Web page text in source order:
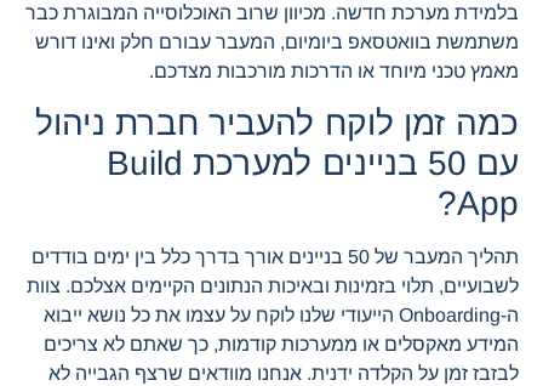
בלמידת מערכת חדשה. מכיוון שרוב האוכלוסייה המבוגרת כבר
משתמשת בוואטסאפ ביומיום, המעבר עבורם חלק ואינו דורש
מאמץ טכני מיוחד או הדרכות מורכבות מצדכם.
כמה זמן לוקח להעביר חברת ניהול
עם 50 בניינים למערכת Build
App?
תהליך המעבר של 50 בניינים אורך בדרך כלל בין ימים בודדים
לשבועיים, תלוי בזמינות ובאיכות הנתונים הקיימים אצלכם. צוות
ה-Onboarding הייעודי שלנו לוקח על עצמו את כל נושא ייבוא
המידע מאקסלים או ממערכות קודמות, כך שאתם לא צריכים
לבזבז זמן על הקלדה ידנית. אנחנו מוודאים שרצף הגבייה לא